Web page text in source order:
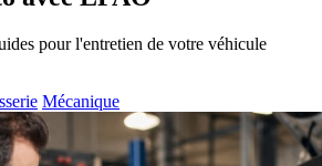
pour l'entretien de votre véhicule
Mécanique